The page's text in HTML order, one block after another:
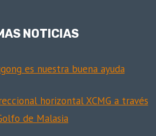
NOTICIAS
es nuestra buena ayuda
horizontal XCMG a través
de Malasia